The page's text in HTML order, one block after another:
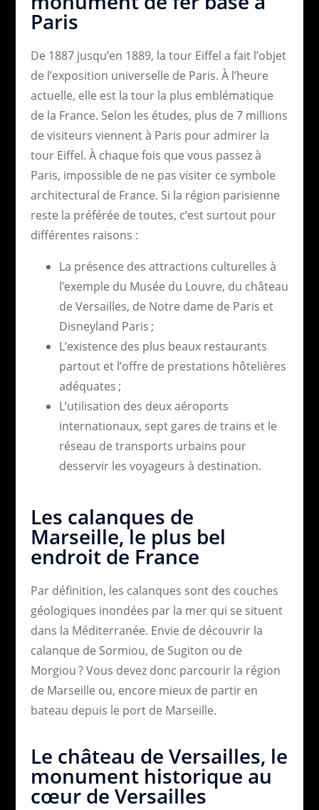
Paris
De 1887 jusqu’en 1889, la tour Eiffel a fait l’objet
de l’exposition universelle de Paris. À l’heure
actuelle, elle est la tour la plus emblématique
de la France. Selon les études, plus de 7 millions
de visiteurs viennent à Paris pour admirer la
tour Eiffel. À chaque fois que vous passez à
Paris, impossible de ne pas visiter ce symbole
architectural de France. Si la région parisienne
reste la préférée de toutes, c’est surtout pour
différentes raisons :
La présence des attractions culturelles à
l’exemple du Musée du Louvre, du château
de Versailles, de Notre dame de Paris et
Disneyland Paris ;
L’existence des plus beaux restaurants
partout et l’offre de prestations hôtelières
adéquates ;
L’utilisation des deux aéroports
internationaux, sept gares de trains et le
réseau de transports urbains pour
desservir les voyageurs à destination.
Les calanques de
Marseille, le plus bel
endroit de France
Par définition, les calanques sont des couches
géologiques inondées par la mer qui se situent
dans la Méditerranée. Envie de découvrir la
calanque de Sormiou, de Sugiton ou de
Morgiou ? Vous devez donc parcourir la région
de Marseille ou, encore mieux de partir en
bateau depuis le port de Marseille.
Le château de Versailles, le
monument historique au
cœur de Versailles